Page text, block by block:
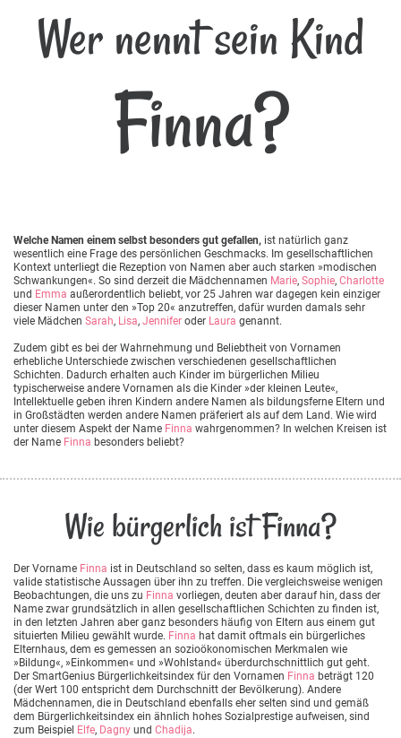
Wer nennt sein Kind
Finna?
Welche Namen einem selbst besonders gut gefallen, ist natürlich ganz
wesentlich eine Frage des persönlichen Geschmacks. Im gesellschaftlichen
Kontext unterliegt die Rezeption von Namen aber auch starken »modischen
Schwankungen«. So sind derzeit die Mädchennamen Marie, Sophie, Charlotte
und Emma außerordentlich beliebt, vor 25 Jahren war dagegen kein einziger
dieser Namen unter den »Top 20« anzutreffen, dafür wurden damals sehr
viele Mädchen Sarah, Lisa, Jennifer oder Laura genannt.
Zudem gibt es bei der Wahrnehmung und Beliebtheit von Vornamen
erhebliche Unterschiede zwischen verschiedenen gesellschaftlichen
Schichten. Dadurch erhalten auch Kinder im bürgerlichen Milieu
typischerweise andere Vornamen als die Kinder »der kleinen Leute«,
Intellektuelle geben ihren Kindern andere Namen als bildungsferne Eltern und
in Großstädten werden andere Namen präferiert als auf dem Land. Wie wird
unter diesem Aspekt der Name Finna wahrgenommen? In welchen Kreisen ist
der Name Finna besonders beliebt?
Wie bürgerlich ist Finna?
Der Vorname Finna ist in Deutschland so selten, dass es kaum möglich ist,
valide statistische Aussagen über ihn zu treffen. Die vergleichsweise wenigen
Beobachtungen, die uns zu Finna vorliegen, deuten aber darauf hin, dass der
Name zwar grundsätzlich in allen gesellschaftlichen Schichten zu finden ist,
in den letzten Jahren aber ganz besonders häufig von Eltern aus einem gut
situierten Milieu gewählt wurde. Finna hat damit oftmals ein bürgerliches
Elternhaus, dem es gemessen an sozioökonomischen Merkmalen wie
»Bildung«, »Einkommen« und »Wohlstand« überdurchschnittlich gut geht.
Der SmartGenius Bürgerlichkeitsindex für den Vornamen Finna beträgt 120
(der Wert 100 entspricht dem Durchschnitt der Bevölkerung). Andere
Mädchennamen, die in Deutschland ebenfalls eher selten sind und gemäß
dem Bürgerlichkeitsindex ein ähnlich hohes Sozialprestige aufweisen, sind
zum Beispiel Elfe, Dagny und Chadija.